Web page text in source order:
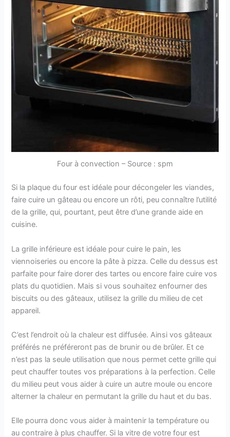
Four à convection – Source : spm
Si la plaque du four est idéale pour décongeler les viandes,
faire cuire un gâteau ou encore un rôti, peu connaître l’utilité
de la grille, qui, pourtant, peut être d’une grande aide en
cuisine.
La grille inférieure est idéale pour cuire le pain, les
viennoiseries ou encore la pâte à pizza. Celle du dessus est
parfaite pour faire dorer des tartes ou encore faire cuire vos
plats du quotidien. Mais si vous souhaitez enfourner des
biscuits ou des gâteaux, utilisez la grille du milieu de cet
appareil.
C’est l’endroit où la chaleur est diffusée. Ainsi vos gâteaux
préférés ne préféreront pas de brunir ou de brûler. Et ce
n’est pas la seule utilisation que nous permet cette grille qui
peut chauffer toutes vos préparations à la perfection. Celle
du milieu peut vous aider à cuire un autre moule ou encore
alterner la chaleur en permutant la grille du haut et du bas.
Elle pourra donc vous aider à maintenir la température ou
au contraire à plus chauffer. Si la vitre de votre four est